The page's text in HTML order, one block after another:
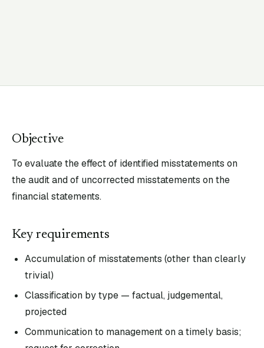
Objective
To evaluate the effect of identified misstatements on
the audit and of uncorrected misstatements on the
financial statements.
Key requirements
Accumulation of misstatements (other than clearly
trivial)
Classification by type — factual, judgemental,
projected
Communication to management on a timely basis;